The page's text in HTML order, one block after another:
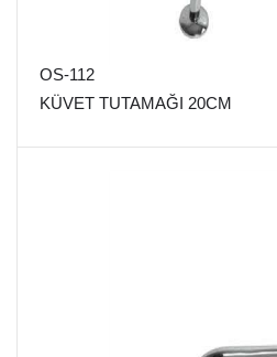
OS-112
KÜVET TUTAMAĞI 20CM